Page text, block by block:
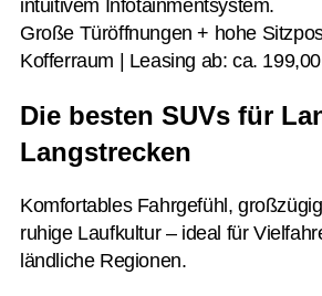
intuitivem Infotainmentsystem.
Große Türöffnungen + hohe
Kofferraum | Leasing ab: ca.
Die besten SUVs für
Langstrecken
Komfortables Fahrgefühl,
ruhige Laufkultur – ideal für
ländliche Regionen.